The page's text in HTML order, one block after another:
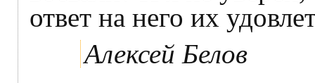
ответ на него их
Алексей Белов